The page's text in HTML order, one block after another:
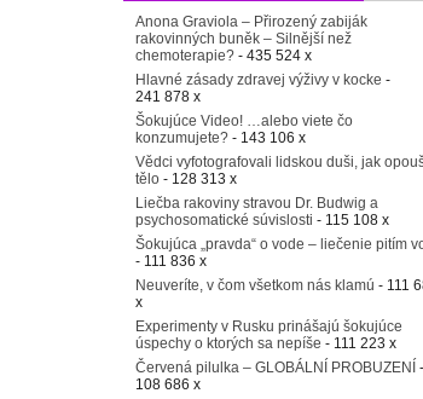
Anona Graviola – Přirozený zabiják
rakovinných buněk – Silnější než
chemoterapie? - 435 524 x
Hlavné zásady zdravej výživy v kocke -
241 878 x
Šokujúce Video! …alebo viete čo
konzumujete? - 143 106 x
Vědci vyfotografovali lidskou duši, jak
tělo - 128 313 x
Liečba rakoviny stravou Dr. Budwig a
psychosomatické súvislosti - 115 108 x
Šokujúca „pravda“ o vode – liečenie pitím
- 111 836 x
Neuveríte, v čom všetkom nás klamú - 111
x
Experimenty v Rusku prinášajú šokujúce
úspechy o ktorých sa nepíše - 111 223 x
Červená pilulka – GLOBÁLNÍ PROBUZENÍ -
108 686 x